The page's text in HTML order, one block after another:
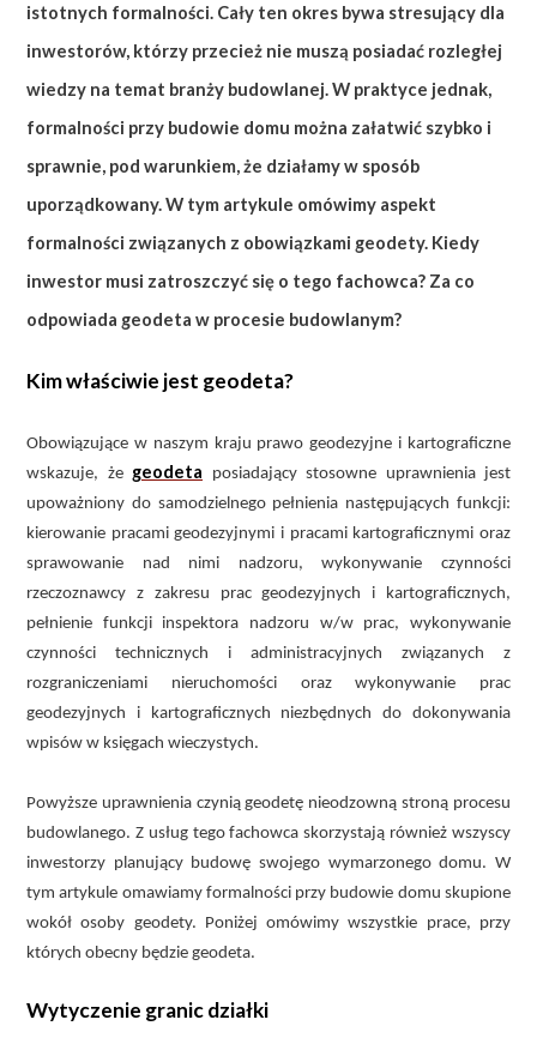
istotnych formalności. Cały ten okres bywa stresujący dla
inwestorów, którzy przecież nie muszą posiadać rozległej
wiedzy na temat branży budowlanej. W praktyce jednak,
formalności przy budowie domu można załatwić szybko i
sprawnie, pod warunkiem, że działamy w sposób
uporządkowany. W tym artykule omówimy aspekt
formalności związanych z obowiązkami geodety. Kiedy
inwestor musi zatroszczyć się o tego fachowca? Za co
odpowiada geodeta w procesie budowlanym?
Kim właściwie jest geodeta?
Obowiązujące w naszym kraju prawo geodezyjne i kartograficzne
wskazuje, że geodeta posiadający stosowne uprawnienia jest
upoważniony do samodzielnego pełnienia następujących funkcji:
kierowanie pracami geodezyjnymi i pracami kartograficznymi oraz
sprawowanie nad nimi nadzoru, wykonywanie czynności
rzeczoznawcy z zakresu prac geodezyjnych i kartograficznych,
pełnienie funkcji inspektora nadzoru w/w prac, wykonywanie
czynności technicznych i administracyjnych związanych z
rozgraniczeniami nieruchomości oraz wykonywanie prac
geodezyjnych i kartograficznych niezbędnych do dokonywania
wpisów w księgach wieczystych.
Powyższe uprawnienia czynią geodetę nieodzowną stroną procesu
budowlanego. Z usług tego fachowca skorzystają również wszyscy
inwestorzy planujący budowę swojego wymarzonego domu. W
tym artykule omawiamy formalności przy budowie domu skupione
wokół osoby geodety. Poniżej omówimy wszystkie prace, przy
których obecny będzie geodeta.
Wytyczenie granic działki